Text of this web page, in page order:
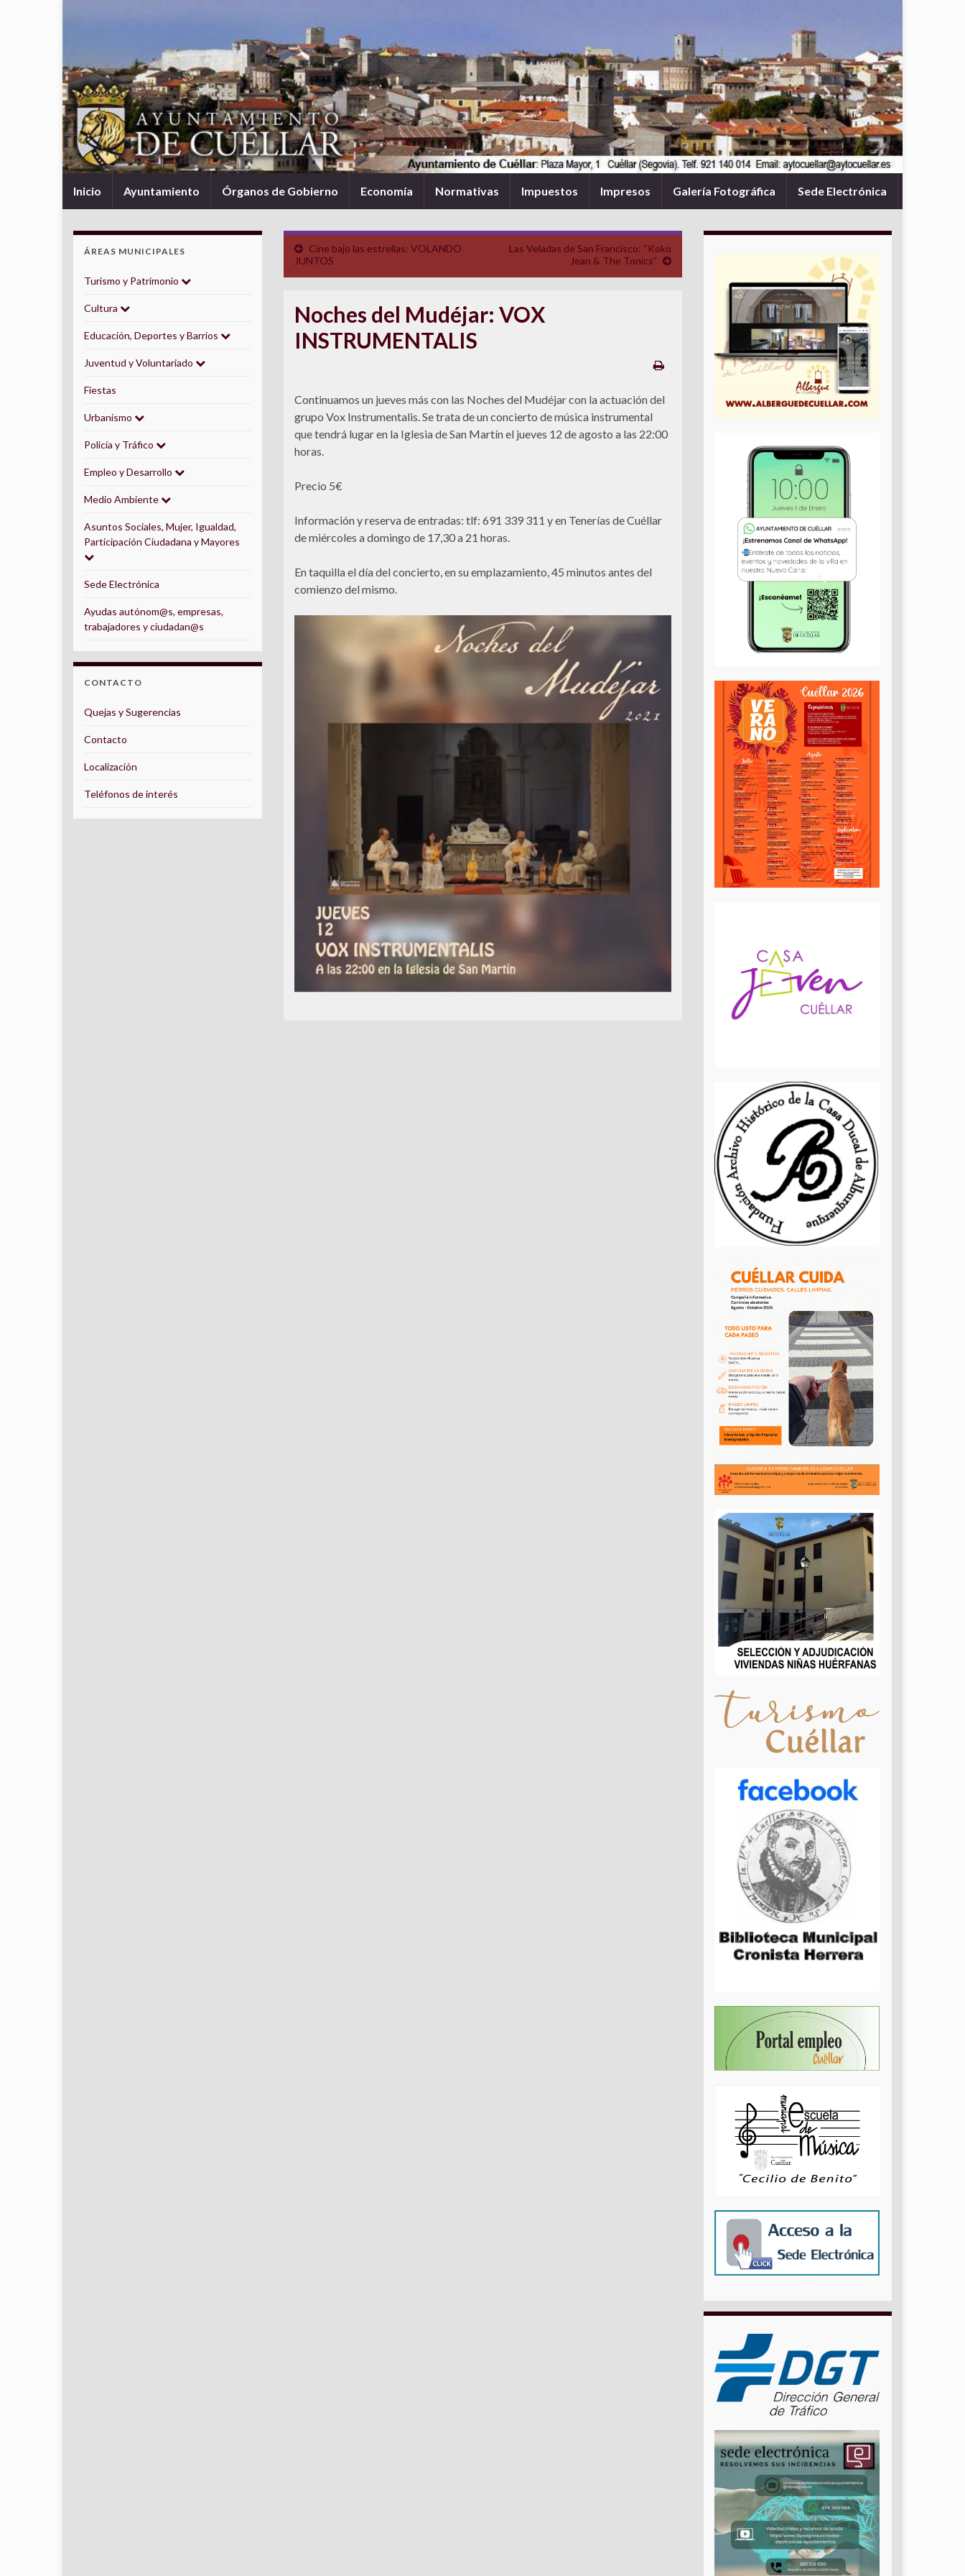
Inicio Ayuntamiento Órganos de Gobierno Economía Normativas Impuestos Impresos Galería Fotográfica Sede Electrónica
Cine bajo las estrellas: VOLANDO
JUNTOS
Las Veladas de San Francisco: “Koko
Jean & The Tonics”
Noches del Mudéjar: VOX
INSTRUMENTALIS
Continuamos un jueves más con las Noches del Mudéjar con la actuación del
grupo Vox Instrumentalis. Se trata de un concierto de música instrumental
que tendrá lugar en la Iglesia de San Martín el jueves 12 de agosto a las 22:00
horas.
Precio 5€
Información y reserva de entradas: tlf: 691 339 311 y en Tenerías de Cuéllar
de miércoles a domingo de 17,30 a 21 horas.
En taquilla el día del concierto, en su emplazamiento, 45 minutos antes del
comienzo del mismo.
ÁREAS MUNICIPALES
Turismo y Patrimonio
Cultura
Educación, Deportes y Barrios
Juventud y Voluntariado
Fiestas
Urbanismo
Policía y Tráfico
Empleo y Desarrollo
Medio Ambiente
Asuntos Sociales, Mujer, Igualdad,
Participación Ciudadana y Mayores
Sede Electrónica
Ayudas autónom@s, empresas,
trabajadores y ciudadan@s
CONTACTO
Quejas y Sugerencias
Contacto
Localización
Teléfonos de interés